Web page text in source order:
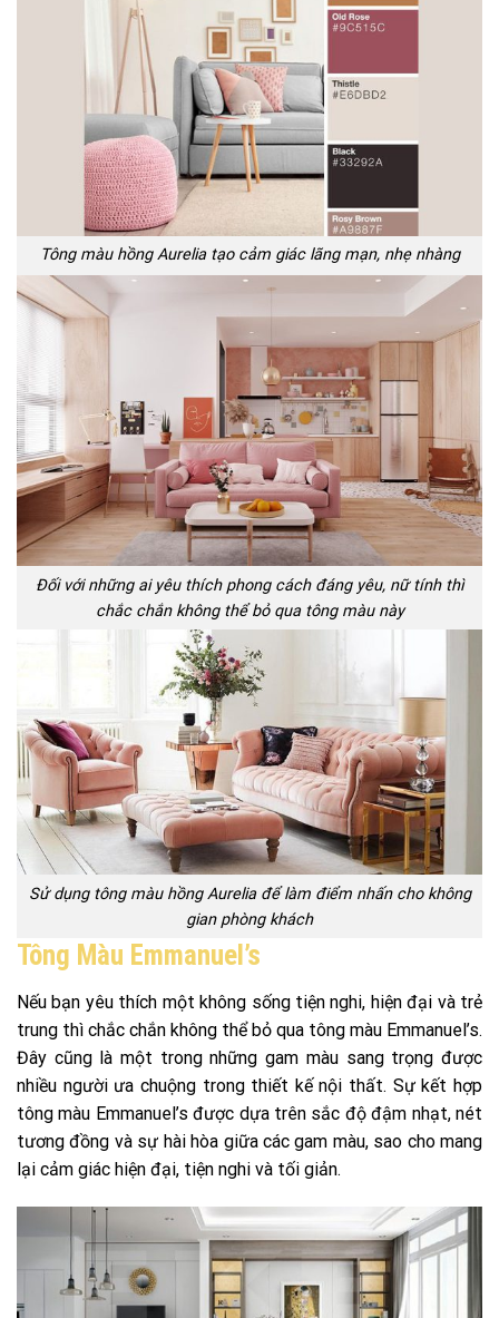
Tông màu hồng Aurelia tạo cảm giác lãng mạn, nhẹ nhàng
Đối với những ai yêu thích phong cách đáng yêu, nữ tính thì
chắc chắn không thể bỏ qua tông màu này
Sử dụng tông màu hồng Aurelia để làm điểm nhấn cho không
gian phòng khách
Tông Màu Emmanuel’s
Nếu bạn yêu thích một không sống tiện nghi, hiện đại và trẻ
trung thì chắc chắn không thể bỏ qua tông màu Emmanuel’s.
Đây cũng là một trong những gam màu sang trọng được
nhiều người ưa chuộng trong thiết kế nội thất. Sự kết hợp
tông màu Emmanuel’s được dựa trên sắc độ đậm nhạt, nét
tương đồng và sự hài hòa giữa các gam màu, sao cho mang
lại cảm giác hiện đại, tiện nghi và tối giản.